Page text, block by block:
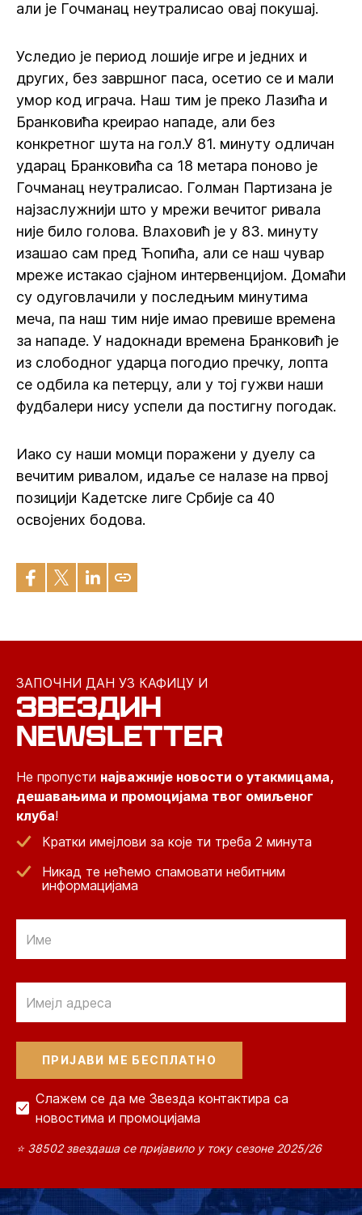
али је Гочманац неутралисао овај покушај.
Уследио је период лошије игре и једних и
других, без завршног паса, осетио се и мали
умор код играча. Наш тим је преко Лазића и
Бранковића креирао нападе, али без
конкретног шута на гол.У 81. минуту одличан
ударац Бранковића са 18 метара поново је
Гочманац неутралисао. Голман Партизана је
најзаслужнији што у мрежи вечитог ривала
није било голова. Влаховић је у 83. минуту
изашао сам пред Ћопића, али се наш чувар
мреже истакао сјајном интервенцијом. Домаћи
су одуговлачили у последњим минутима
меча, па наш тим није имао превише времена
за нападе. У надокнади времена Бранковић је
из слободног ударца погодио пречку, лопта
се одбила ка петерцу, али у тој гужви наши
фудбалери нису успели да постигну погодак.
Иако су наши момци поражени у дуелу са
вечитим ривалом, идаље се налазе на првој
позицији Кадетске лиге Србије са 40
освојених бодова.
ЗАПОЧНИ ДАН УЗ КАФИЦУ И
ЗВЕЗДИН
NEWSLETTER
Не пропусти најважније новости о утакмицама,
дешавањима и промоцијама твог омиљеног
клуба!
Кратки имејлови за које ти треба 2 минута
Никад те нећемо спамовати небитним
информацијама
Слажем се да ме Звезда контактира са
новостима и промоцијама
⭐ 38502 звездаша се пријавило у току сезоне 2025/26